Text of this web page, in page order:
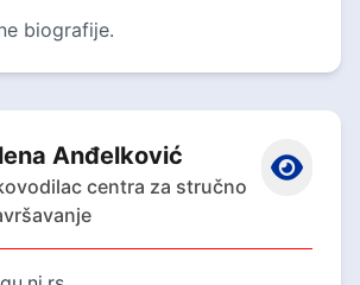
biografije.
Anđelković
centra za stručno